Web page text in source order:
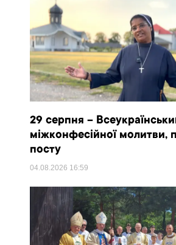
29 серпня –
міжконфесійної молитви,
посту
04.08.2026 16:59